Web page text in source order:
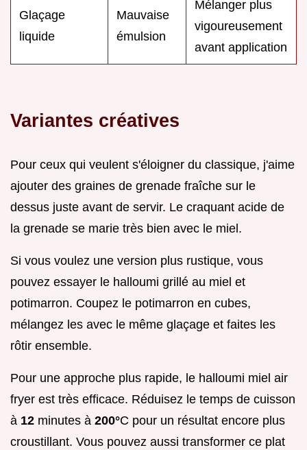
Glaçage
liquide
Mauvaise
émulsion
Mélanger plus
vigoureusement
avant application
Variantes créatives
Pour ceux qui veulent s'éloigner du classique, j'aime
ajouter des graines de grenade fraîche sur le
dessus juste avant de servir. Le craquant acide de
la grenade se marie très bien avec le miel.
Si vous voulez une version plus rustique, vous
pouvez essayer le halloumi grillé au miel et
potimarron. Coupez le potimarron en cubes,
mélangez les avec le même glaçage et faites les
rôtir ensemble.
Pour une approche plus rapide, le halloumi miel air
fryer est très efficace. Réduisez le temps de cuisson
à 12 minutes à 200°C pour un résultat encore plus
croustillant. Vous pouvez aussi transformer ce plat